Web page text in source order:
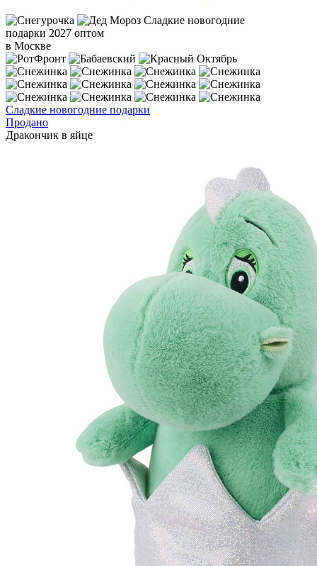
Сладкие новогодние
подарки 2027 оптом
в Москве
Сладкие новогодние подарки
Продано
Дракончик в яйце